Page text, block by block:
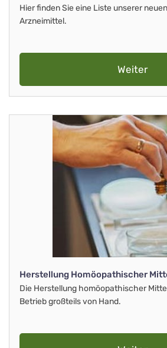
Hier finden Sie eine Liste unserer
Arzneimittel.
Weiter
Herstellung Homöopathischer
Die Herstellung homöopathischer
Betrieb großteils von Hand.